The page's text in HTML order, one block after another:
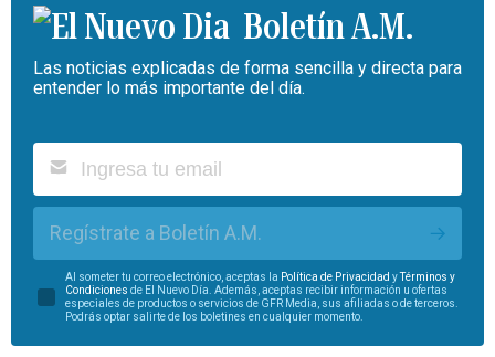
Boletín A.M.
Las noticias explicadas de forma sencilla y directa para
entender lo más importante del día.
Regístrate a Boletín A.M.
Al someter tu correo electrónico, aceptas la Política de Privacidad yTérminos y
Condiciones de El Nuevo Día. Además, aceptas recibir información u ofertas
especiales de productos o servicios de GFR Media, sus afiliadas o de terceros.
Podrás optar salirte de los boletines en cualquier momento.